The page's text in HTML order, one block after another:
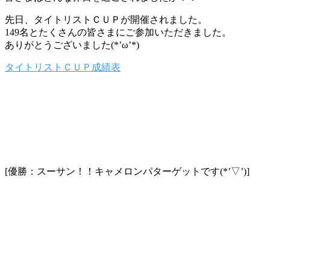
先日、タイトリストＣＵＰが開催されました。
149名とたくさんの皆さまにご参加いただきました。
ありがとうございました(*’ω’*)
タイトリストＣＵＰ成績表
[優勝：スーサン！！キャメロンパターゲットです(*’▽’)]